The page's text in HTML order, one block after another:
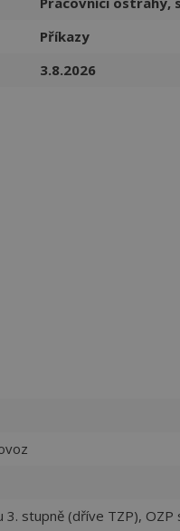
Příkazy
3.8.2026
3. stupně (dříve TZP),